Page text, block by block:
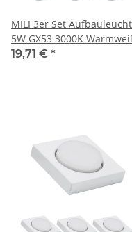
MILI 3er Set
5W GX53 3000K
230V 360 lumen Weiss
19,71 € *